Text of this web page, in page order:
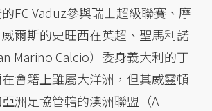
FC Vaduz參與瑞士超級聯賽、摩
爾斯的史旺西在英超、聖馬利諾
Marino Calcio）委身義大利的丁
會籍上雖屬大洋洲，但其威靈頓
洲足協管轄的澳洲聯盟（A